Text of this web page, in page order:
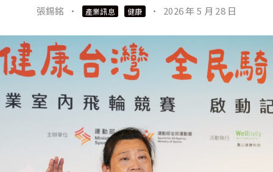
張錫銘 · 產業訊息 健康 · 2026 年 5 月 28 日